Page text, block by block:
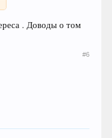
. Доводы о том
#6